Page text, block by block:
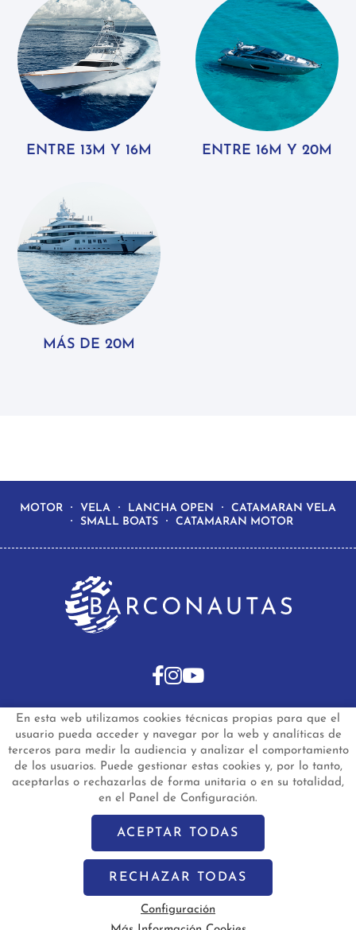
ENTRE 13M Y 16M ENTRE 16M Y 20M
MÁS DE 20M
En esta web utilizamos cookies técnicas propias para que el
usuario pueda acceder y navegar por la web y analíticas de
terceros para medir la audiencia y analizar el comportamiento
de los usuarios. Puede gestionar estas cookies y, por lo tanto,
aceptarlas o rechazarlas de forma unitaria o en su totalidad,
en el Panel de Configuración.
ACEPTAR TODAS
RECHAZAR TODAS
Configuración
MOTOR VELA LANCHA OPEN
CATAMARAN VELA
SMALL BOATS
CATAMARAN MOTOR
INICIO
BARCOS DE SEGUNDA MANO
BARCOS NUEVOS EN STOCK
NOTICIAS
PREGUNTAS FRECUENTES
CONTACTO
Política de Privacidad de Datos
Política de Cookies
Configuración de Cookies
© 2024 - Diseño y programación por